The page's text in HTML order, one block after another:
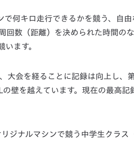
何キロ走行できるかを競う、自由
回数（距離）を決められた時間の
ます。
会を経ることに記録は向上し、
を越えています。現在の最高記
ジナルマシンで競う中学生クラス